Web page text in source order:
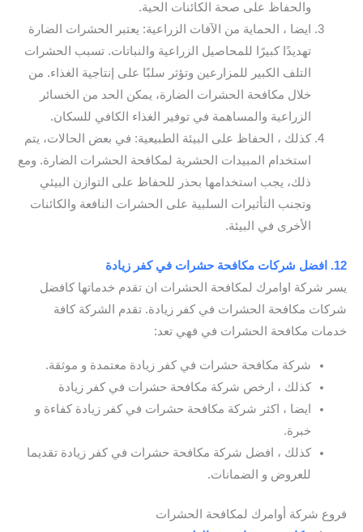
والحفاظ على صحة الكائنات الحية.
ايضا ، الحماية من الآفات الزراعية: يعتبر الحشرات الضارة
تهديدًا كبيرًا للمحاصيل الزراعية والنباتات. تسبب الحشرات
التلف الكبير للمزارعين وتؤثر سلبًا على إنتاجية الغذاء. من
خلال مكافحة الحشرات الضارة، يمكن الحد من الخسائر
الزراعية والمساهمة في توفير الغذاء الكافي للسكان.
كذلك ، الحفاظ على البيئة الطبيعية: في بعض الحالات، يتم
استخدام المبيدات الحشرية لمكافحة الحشرات الضارة. ومع
ذلك، يجب استخدامها بحذر للحفاظ على التوازن البيئي
وتجنب التأثيرات السلبية على الحشرات النافعة والكائنات
الأخرى في البيئة.
12. افضل شركات مكافحة حشرات في كفر زيادة
يسر شركة اوامرك لمكافحة الحشرات ان تقدم خدماتها كافضل
شركات مكافحة الحشرات في كفر زيادة. تقدم الشركة كافة
خدمات مكافحة الحشرات في فهي تعد:
شركة مكافحة حشرات في كفر زيادة معتمدة و موثقة.
كذلك ، ارخص شركة مكافحة حشرات في كفر زيادة
ايضا ، اكثر شركة مكافحة حشرات في كفر زيادة كفاءة و
خبرة.
كذلك ، افضل شركة مكافحة حشرات في كفر زيادة تقديما
للعروض و الضمانات.
فروع شركة أوامرك لمكافحة الحشرات